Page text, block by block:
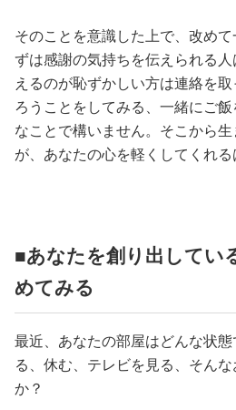
そのことを意識した上で、改め
ずは感謝の気持ちを伝えられる
えるのが恥ずかしい方は連絡を
ろうことをしてみる、一緒にご
なことで構いません。そこから
が、あなたの心を軽くしてくれる
■あなたを創り出してい
めてみる
最近、あなたの部屋はどんな状
る、休む、テレビを見る、そん
か？